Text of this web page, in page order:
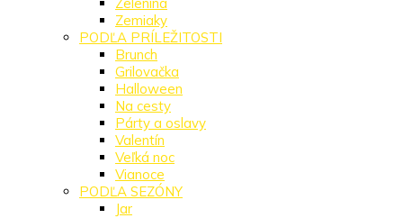
Zemiaky
PODĽA PRÍLEŽITOSTI
Brunch
Grilovačka
Halloween
Na cesty
Párty a oslavy
Valentín
Veľká noc
Vianoce
PODĽA SEZÓNY
Jar